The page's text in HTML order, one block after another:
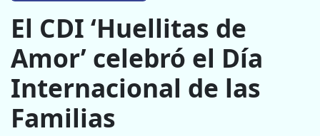
El CDI ‘Huellitas de
Amor’ celebró el Día
Internacional de las
Familias